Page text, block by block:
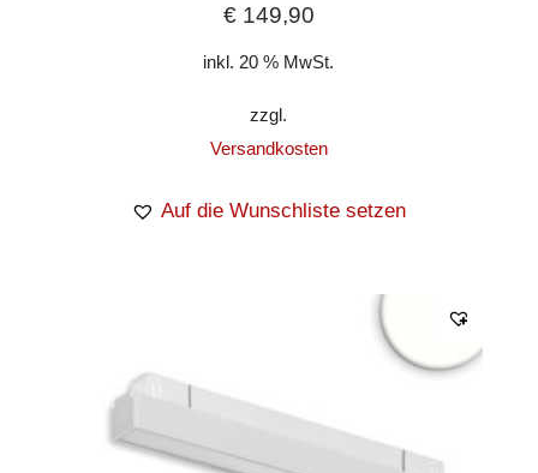
€149,90
inkl. 20 % MwSt.
zzgl.
Versandkosten
Auf die Wunschliste setzen